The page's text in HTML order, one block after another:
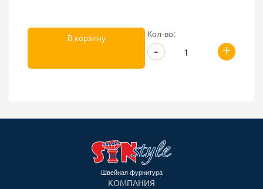
Кол-во:
+
-
В корзину
Швейная фурнитура
КОМПАНИЯ